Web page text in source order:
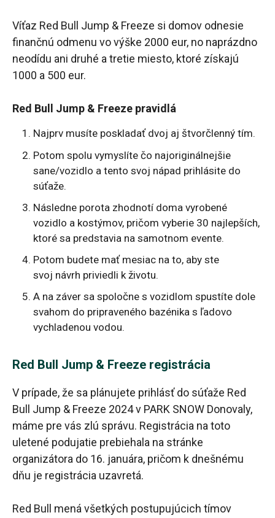
Víťaz Red Bull Jump & Freeze si domov odnesie
finančnú odmenu vo výške 2000 eur, no naprázdno
neodídu ani druhé a tretie miesto, ktoré získajú
1000 a 500 eur.
Red Bull Jump & Freeze pravidlá
Najprv musíte poskladať dvoj aj štvorčlenný tím.
Potom spolu vymyslíte čo najoriginálnejšie
sane/vozidlo a tento svoj nápad prihlásite do
súťaže.
Následne porota zhodnotí doma vyrobené
vozidlo a kostýmov, pričom vyberie 30 najlepších,
ktoré sa predstavia na samotnom evente.
Potom budete mať mesiac na to, aby ste
svoj návrh priviedli k životu.
A na záver sa spoločne s vozidlom spustíte dole
svahom do pripraveného bazénika s ľadovo
vychladenou vodou.
Red Bull Jump & Freeze registrácia
V prípade, že sa plánujete prihlásť do súťaže Red
Bull Jump & Freeze 2024 v PARK SNOW Donovaly,
máme pre vás zlú správu. Registrácia na toto
uletené podujatie prebiehala na stránke
organizátora do 16. januára, pričom k dnešnému
dňu je registrácia uzavretá.
Red Bull mená všetkých postupujúcich tímov